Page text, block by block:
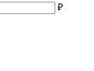
₽